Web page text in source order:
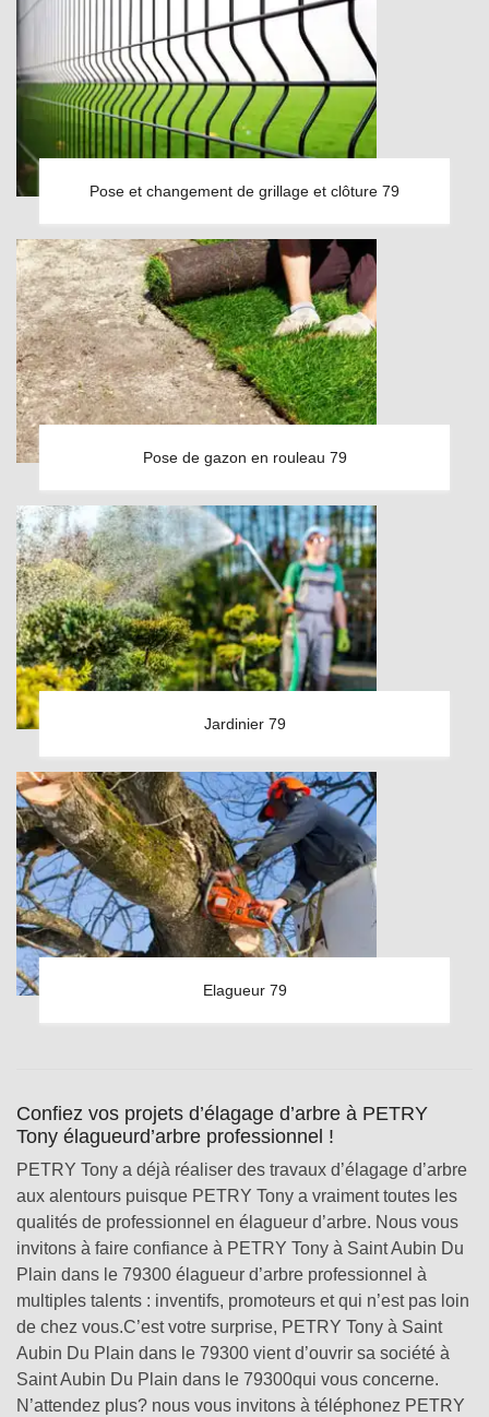
Pose et changement de grillage et clôture 79
Pose de gazon en rouleau 79
Jardinier 79
Elagueur 79
Confiez vos projets d’élagage d’arbre à PETRY
Tony élagueurd’arbre professionnel !
PETRY Tony a déjà réaliser des travaux d’élagage d’arbre
aux alentours puisque PETRY Tony a vraiment toutes les
qualités de professionnel en élagueur d’arbre. Nous vous
invitons à faire confiance à PETRY Tony à Saint Aubin Du
Plain dans le 79300 élagueur d’arbre professionnel à
multiples talents : inventifs, promoteurs et qui n’est pas loin
de chez vous.C’est votre surprise, PETRY Tony à Saint
Aubin Du Plain dans le 79300 vient d’ouvrir sa société à
Saint Aubin Du Plain dans le 79300qui vous concerne.
N’attendez plus? nous vous invitons à téléphonez PETRY